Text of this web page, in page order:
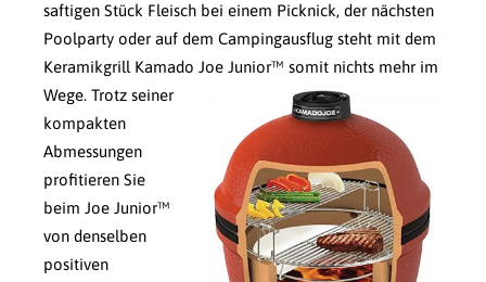
saftigen Stück Fleisch bei einem Picknick, der nächsten
Poolparty oder auf dem Campingausflug steht mit dem
Keramikgrill Kamado Joe Junior™ somit nichts mehr im
Wege. Trotz seiner
kompakten
Abmessungen
profitieren Sie
beim Joe Junior™
von denselben
positiven